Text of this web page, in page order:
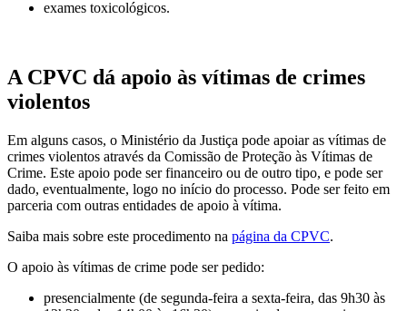
exames toxicológicos.
A CPVC dá apoio às vítimas de crimes
violentos
Em alguns casos, o Ministério da Justiça pode apoiar as vítimas de
crimes violentos através da Comissão de Proteção às Vítimas de
Crime. Este apoio pode ser financeiro ou de outro tipo, e pode ser
dado, eventualmente, logo no início do processo. Pode ser feito em
parceria com outras entidades de apoio à vítima.
Saiba mais sobre este procedimento na página da CPVC.
O apoio às vítimas de crime pode ser pedido:
presencialmente (de segunda-feira a sexta-feira, das 9h30 às